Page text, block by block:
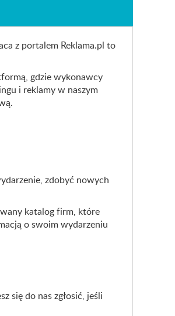
z portalem Reklama.pl to
gdzie wykonawcy
i reklamy w naszym
zdobyć nowych
katalog firm, które
o swoim wydarzeniu
się do nas zgłosić, jeśli